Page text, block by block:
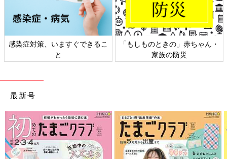
感染症対策、いますぐできるこ
と
「もしものときの」赤ちゃん・
家族の防災
最新号